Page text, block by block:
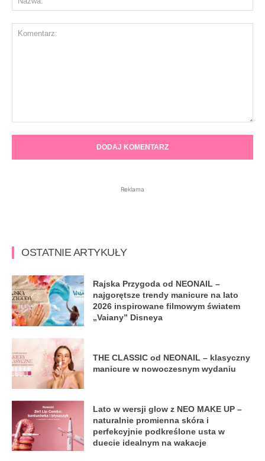
Reklama
OSTATNIE ARTYKUŁY
Rajska Przygoda od NEONAIL –
najgorętsze trendy manicure na lato
2026 inspirowane filmowym światem
„Vaiany” Disneya
THE CLASSIC od NEONAIL – klasyczny
manicure w nowoczesnym wydaniu
Lato w wersji glow z NEO MAKE UP –
naturalnie promienna skóra i
perfekcyjnie podkreślone usta w
duecie idealnym na wakacje